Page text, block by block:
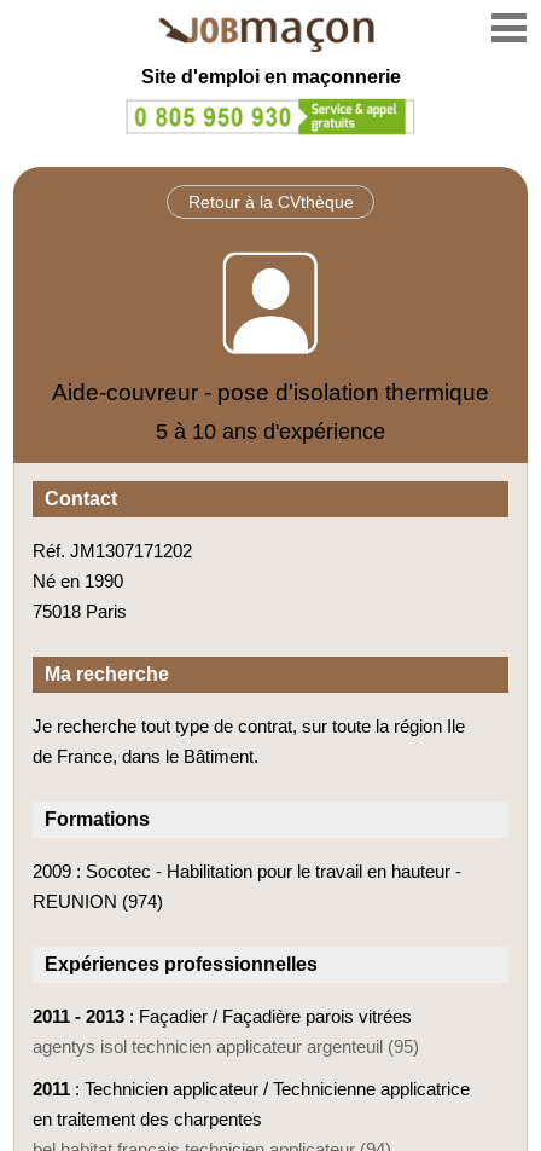
Site d'emploi en maçonnerie
Retour à la CVthèque
Aide-couvreur - pose d'isolation thermique
5 à 10 ans d'expérience
Contact
Réf. JM1307171202
Né en 1990
75018 Paris
Ma recherche
Je recherche tout type de contrat, sur toute la région Ile
de France, dans le Bâtiment.
Formations
2009 : Socotec - Habilitation pour le travail en hauteur -
REUNION (974)
Expériences professionnelles
2011 - 2013 : Façadier / Façadière parois vitrées
agentys isol technicien applicateur argenteuil (95)
2011 : Technicien applicateur / Technicienne applicatrice
en traitement des charpentes